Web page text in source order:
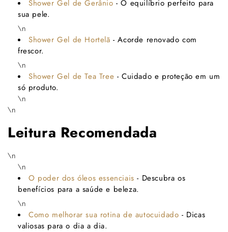
Shower Gel de Gerânio - O equilíbrio perfeito para
sua pele.
\n
Shower Gel de Hortelã - Acorde renovado com
frescor.
\n
Shower Gel de Tea Tree - Cuidado e proteção em um
só produto.
\n
\n
Leitura Recomendada
\n
\n
O poder dos óleos essenciais - Descubra os
benefícios para a saúde e beleza.
\n
Como melhorar sua rotina de autocuidado - Dicas
valiosas para o dia a dia.